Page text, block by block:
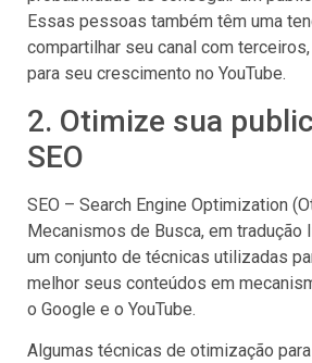
Essas pessoas também têm uma
compartilhar seu canal com
para seu crescimento no YouTube.
2. Otimize sua
SEO
SEO – Search Engine Optimization
Mecanismos de Busca, em
um conjunto de técnicas utilizadas
melhor seus conteúdos em
o Google e o YouTube.
Algumas técnicas de otimização para